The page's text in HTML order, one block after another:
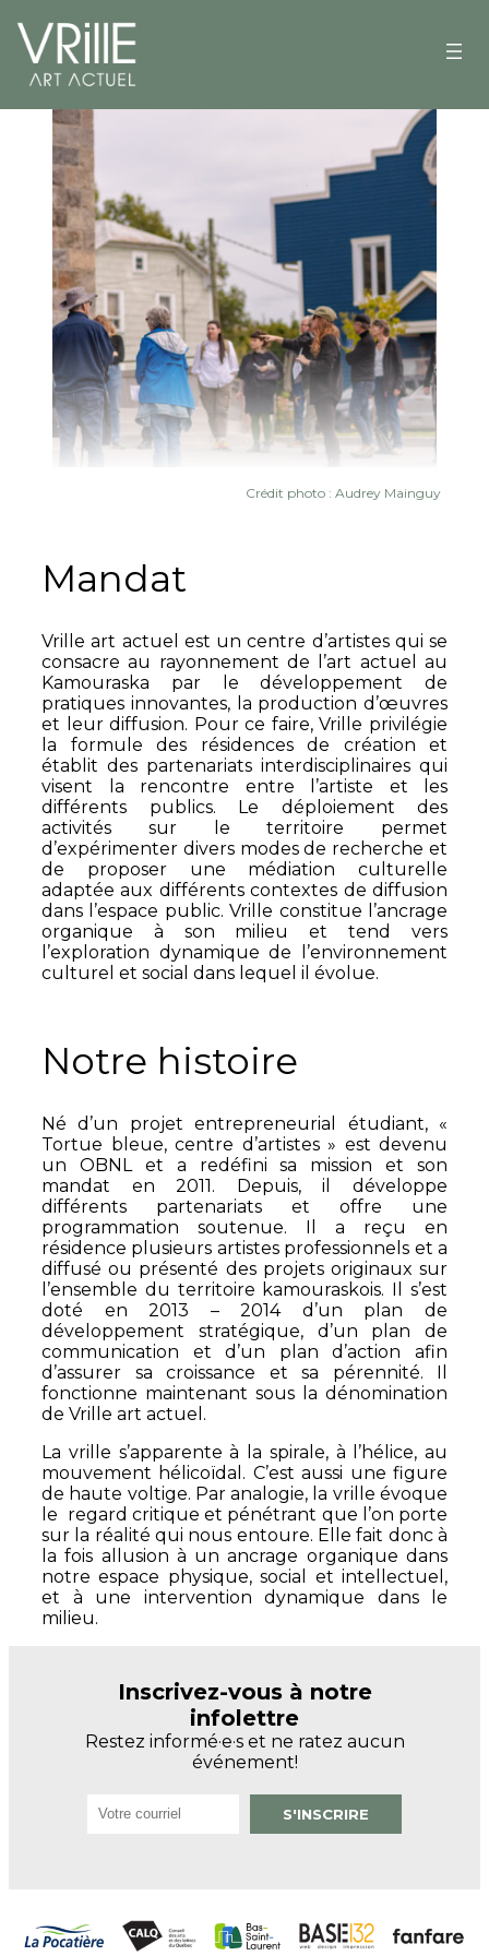
Crédit photo : Audrey Mainguy
Mandat
Vrille art actuel est un centre d’artistes qui se
consacre au rayonnement de l’art actuel au
Kamouraska par le développement de
pratiques innovantes, la production d’œuvres
et leur diffusion. Pour ce faire, Vrille privilégie
la formule des résidences de création et
établit des partenariats interdisciplinaires qui
visent la rencontre entre l’artiste et les
différents publics. Le déploiement des
activités sur le territoire permet
d’expérimenter divers modes de recherche et
de proposer une médiation culturelle
adaptée aux différents contextes de diffusion
dans l’espace public. Vrille constitue l’ancrage
organique à son milieu et tend vers
l’exploration dynamique de l’environnement
culturel et social dans lequel il évolue.
Notre histoire
Né d’un projet entrepreneurial étudiant, «
Tortue bleue, centre d’artistes » est devenu
un OBNL et a redéfini sa mission et son
mandat en 2011. Depuis, il développe
différents partenariats et offre une
programmation soutenue. Il a reçu en
résidence plusieurs artistes professionnels et a
diffusé ou présenté des projets originaux sur
l’ensemble du territoire kamouraskois. Il s’est
doté en 2013 – 2014 d’un plan de
développement stratégique, d’un plan de
communication et d’un plan d’action afin
d’assurer sa croissance et sa pérennité. Il
fonctionne maintenant sous la dénomination
de Vrille art actuel.
La vrille s’apparente à la spirale, à l’hélice, au
mouvement hélicoïdal. C’est aussi une figure
de haute voltige. Par analogie, la vrille évoque
le regard critique et pénétrant que l’on porte
sur la réalité qui nous entoure. Elle fait donc à
la fois allusion à un ancrage organique dans
notre espace physique, social et intellectuel,
et à une intervention dynamique dans le
milieu.
Inscrivez-vous à notre
infolettre
Restez informé·e·s et ne ratez aucun
événement!